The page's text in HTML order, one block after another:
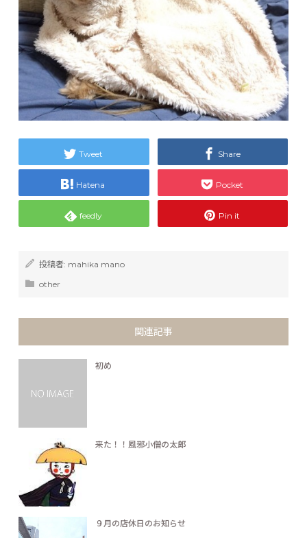
Tweet Share
Hatena Pocket
feedly Pin it
投稿者: mahika mano
other
関連記事
初め
来た！！風邪小僧の太郎
９月の店休日のお知らせ